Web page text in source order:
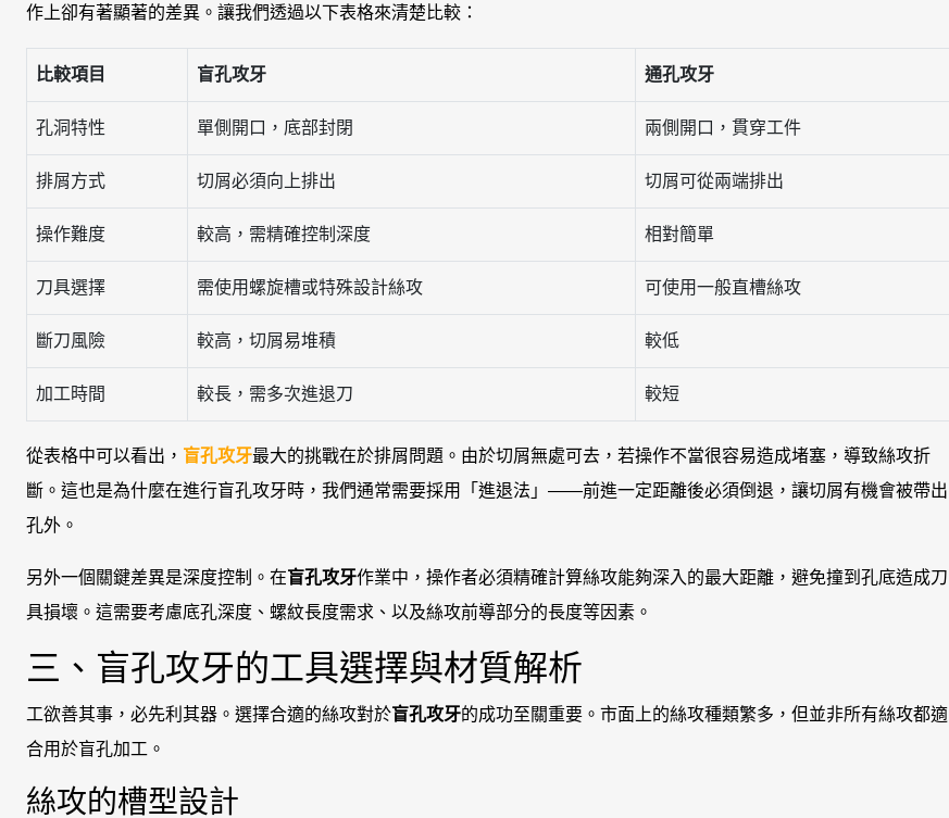
作上卻有著顯著的差異。讓我們透過以下表格來清楚比較：
比較項目 盲孔攻牙 通孔攻牙
孔洞特性 單側開口，底部封閉 兩側開口，貫穿工件
排屑方式 切屑必須向上排出 切屑可從兩端排出
操作難度 較高，需精確控制深度 相對簡單
刀具選擇 需使用螺旋槽或特殊設計絲攻 可使用一般直槽絲攻
斷刀風險 較高，切屑易堆積 較低
加工時間 較長，需多次進退刀 較短
從表格中可以看出， 盲孔攻牙最大的挑戰在於排屑問題。由於切屑無處可去，若操作不當很容易造成堵塞，導致絲攻折
斷。這也是為什麼在進行盲孔攻牙時，我們通常需要採用「進退法」——前進一定距離後必須倒退，讓切屑有機會被帶出
孔外。
另外一個關鍵差異是深度控制。在盲孔攻牙作業中，操作者必須精確計算絲攻能夠深入的最大距離，避免撞到孔底造成刀
具損壞。這需要考慮底孔深度、螺紋長度需求、以及絲攻前導部分的長度等因素。
三、盲孔攻牙的工具選擇與材質解析
工欲善其事，必先利其器。選擇合適的絲攻對於盲孔攻牙的成功至關重要。市面上的絲攻種類繁多，但並非所有絲攻都適
合用於盲孔加工。
絲攻的槽型設計